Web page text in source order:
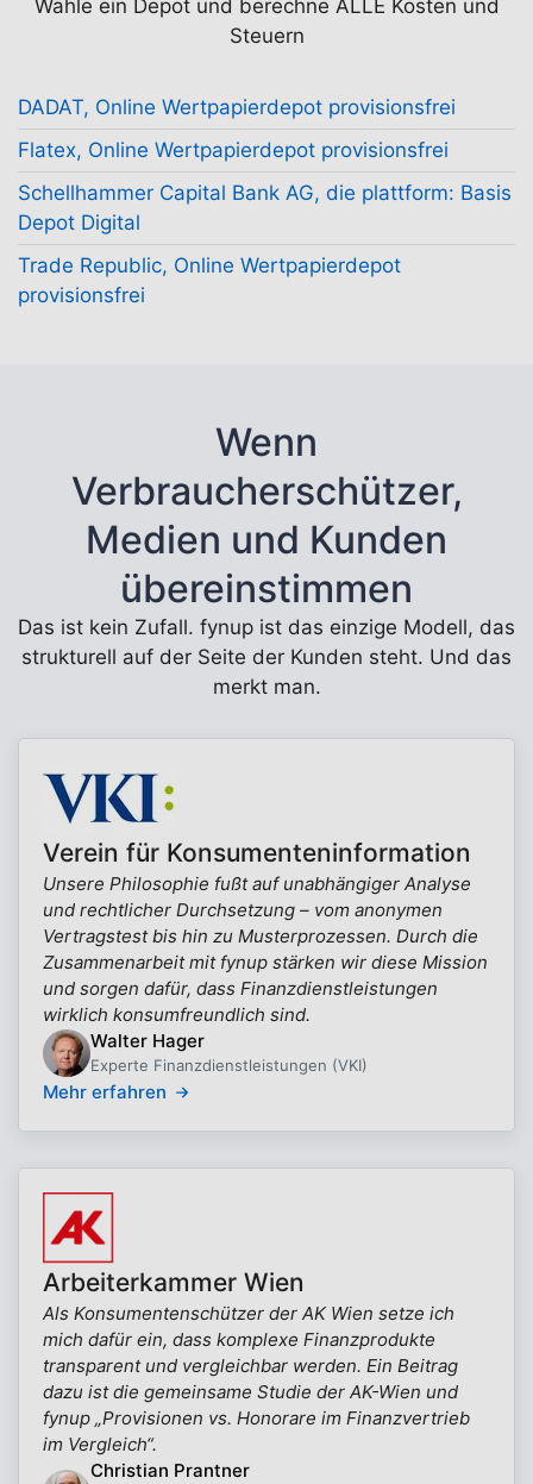
Wähle ein Depot und berechne ALLE Kosten und
Steuern
DADAT, Online Wertpapierdepot provisionsfrei
Flatex, Online Wertpapierdepot provisionsfrei
Schellhammer Capital Bank AG, die plattform: Basis
Depot Digital
Trade Republic, Online Wertpapierdepot
provisionsfrei
Wenn
Verbraucherschützer,
Medien und Kunden
übereinstimmen
Das ist kein Zufall. fynup ist das einzige Modell, das
strukturell auf der Seite der Kunden steht. Und das
merkt man.
Verein für Konsumenteninformation
Unsere Philosophie fußt auf unabhängiger Analyse
und rechtlicher Durchsetzung – vom anonymen
Vertragstest bis hin zu Musterprozessen. Durch die
Zusammenarbeit mit fynup stärken wir diese Mission
und sorgen dafür, dass Finanzdienstleistungen
wirklich konsumfreundlich sind.
Walter Hager
Experte Finanzdienstleistungen (VKI)
Mehr erfahren
Arbeiterkammer Wien
Als Konsumentenschützer der AK Wien setze ich
mich dafür ein, dass komplexe Finanzprodukte
transparent und vergleichbar werden. Ein Beitrag
dazu ist die gemeinsame Studie der AK-Wien und
fynup „Provisionen vs. Honorare im Finanzvertrieb
im Vergleich“.
Christian Prantner